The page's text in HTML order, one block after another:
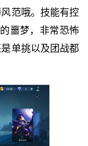
范哦。技能有控
噩梦，非常恐怖
单挑以及团战都